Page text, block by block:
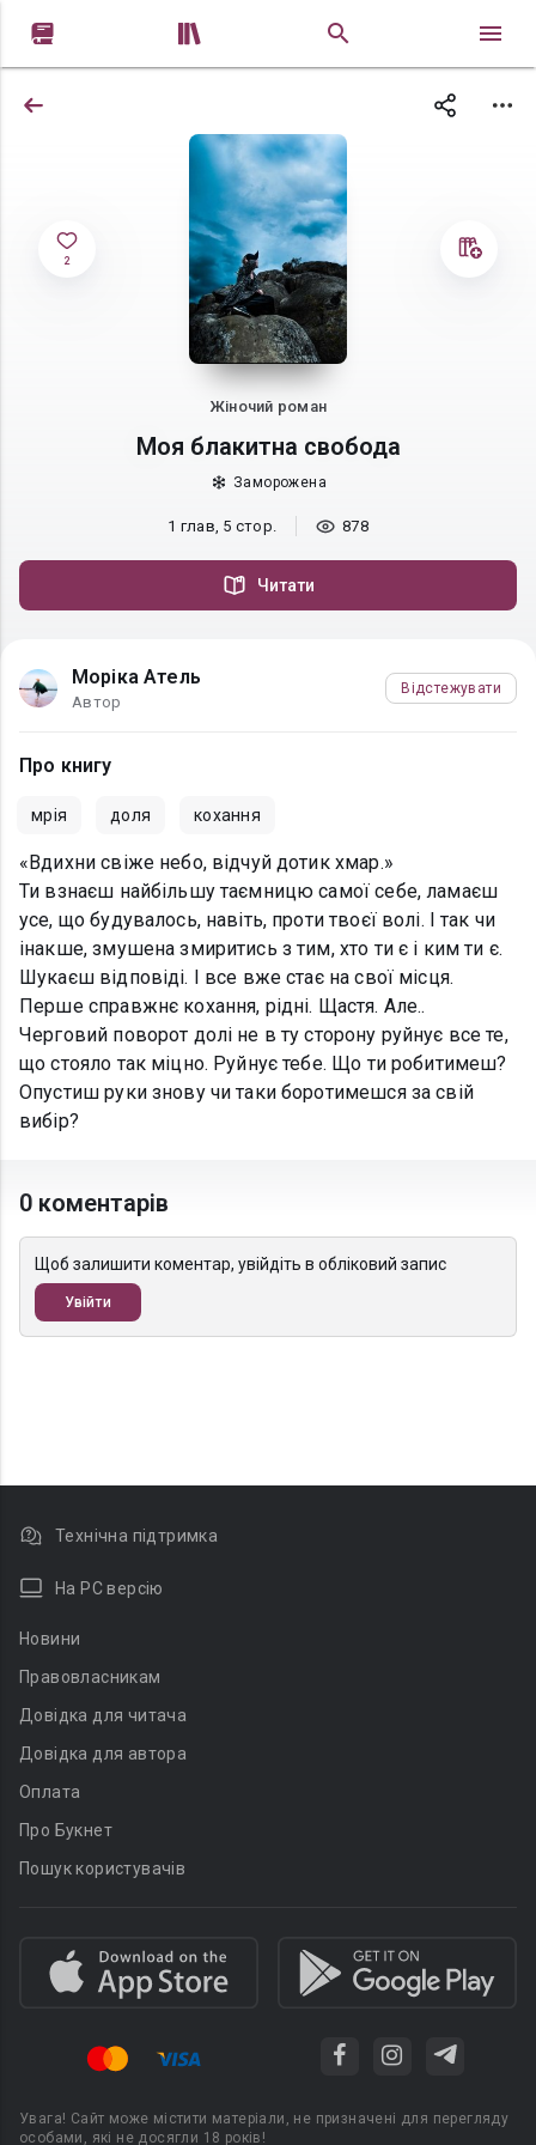
 
2
Жіночий роман
Моя блакитна свобода
Заморожена
1 глав, 5 стор. 878
Читати
Моріка Атель
Автор
Відстежувати
Про книгу
мрія доля кохання
«Вдихни свіже небо, відчуй дотик хмар.»
Ти взнаєш найбільшу таємницю самої себе, ламаєш
усе, що будувалось, навіть, проти твоєї волі. І так чи
інакше, змушена змиритись з тим, хто ти є і ким ти є.
Шукаєш відповіді. І все вже стає на свої місця.
Перше справжнє кохання, рідні. Щастя. Але..
Черговий поворот долі не в ту сторону руйнує все те,
що стояло так міцно. Руйнує тебе. Що ти робитимеш?
Опустиш руки знову чи таки боротимешся за свій
вибір?
0 коментарів
Щоб залишити коментар, увійдіть в обліковий запис
Увійти
Технічна підтримка
На PC версію
Новини
Правовласникам
Довідка для читача
Довідка для автора
Оплата
Про Букнет
Пошук користувачів
Увага! Сайт може містити матеріали, не призначені для перегляду
особами, які не досягли 18 років!